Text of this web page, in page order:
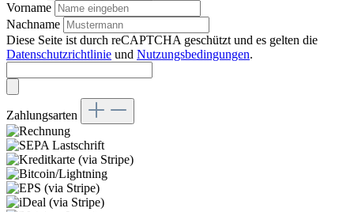
Vorname
Nachname
Diese Seite ist durch reCAPTCHA geschützt und es gelten die
Datenschutzrichtlinie und Nutzungsbedingungen.
Zahlungsarten